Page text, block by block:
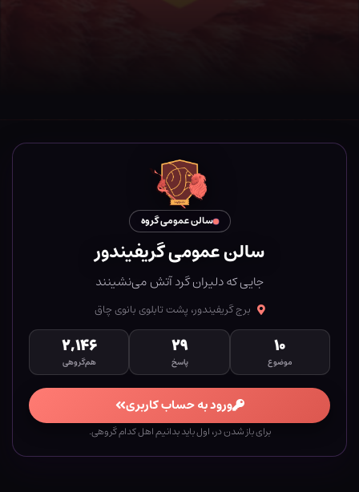
سالن عمومی گروه
سالن عمومی گریفیندور
جایی که دلیران گرد آتش می‌نشینند
برج گریفیندور، پشت تابلوی بانوی چاق
۱۰
موضوع
۲۹
پاسخ
۲,۱۴۶
هم‌گروهی
ورود به حساب کاربری
برای باز شدن در، اول باید بدانیم اهل کدام گروهی.